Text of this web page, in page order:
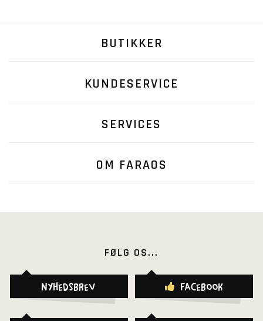
BUTIKKER
KUNDESERVICE
SERVICES
OM FARAOS
FØLG OS...
Nyhedsbrev Facebook